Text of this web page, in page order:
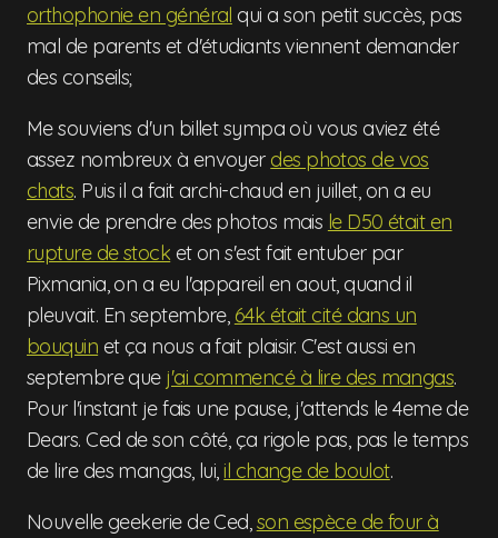
orthophonie en général qui a son petit succès, pas
mal de parents et d'étudiants viennent demander
des conseils;
Me souviens d'un billet sympa où vous aviez été
assez nombreux à envoyer des photos de vos
chats. Puis il a fait archi-chaud en juillet, on a eu
envie de prendre des photos mais le D50 était en
rupture de stock et on s'est fait entuber par
Pixmania, on a eu l'appareil en aout, quand il
pleuvait. En septembre, 64k était cité dans un
bouquin et ça nous a fait plaisir. C'est aussi en
septembre que j'ai commencé à lire des mangas.
Pour l'instant je fais une pause, j'attends le 4eme de
Dears. Ced de son côté, ça rigole pas, pas le temps
de lire des mangas, lui, il change de boulot.
Nouvelle geekerie de Ced,son espèce de four à